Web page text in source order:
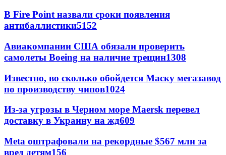
В Fire Point назвали сроки появления
антибаллистики5152
Авиакомпании США обязали проверить
самолеты Boeing на наличие трещин1308
Известно, во сколько обойдется Маску мегазавод
по производству чипов1024
Из-за угрозы в Черном море Maersk перевел
доставку в Украину на жд609
Meta оштрафовали на рекордные $567 млн за
вред детям156